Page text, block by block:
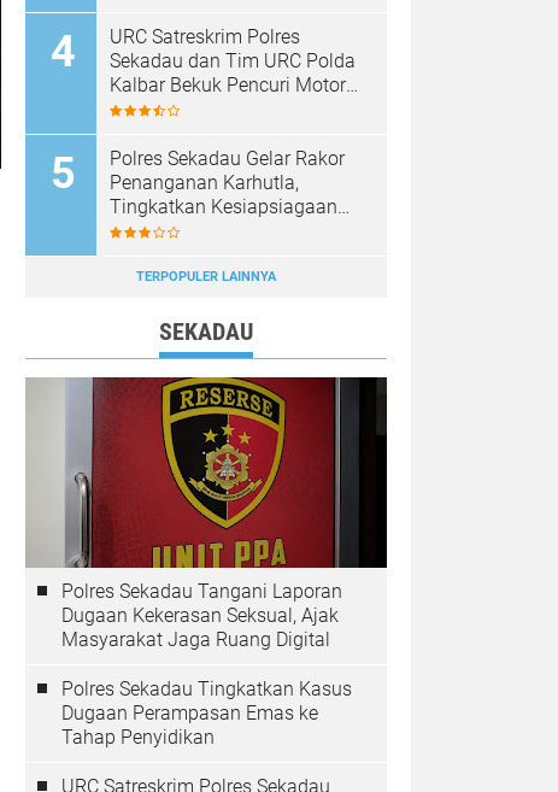
URC Satreskrim Polres
Sekadau dan Tim URC Polda
Kalbar Bekuk Pencuri Motor
KLX, Satu Pelaku Masih
Polres Sekadau Gelar Rakor
Penanganan Karhutla,
Tingkatkan Kesiapsiagaan
Jajaran
TERPOPULER LAINNYA
SEKADAU
Polres Sekadau Tangani Laporan
Dugaan Kekerasan Seksual, Ajak
Masyarakat Jaga Ruang Digital
Polres Sekadau Tingkatkan Kasus
Dugaan Perampasan Emas ke
Tahap Penyidikan
URC Satreskrim Polres Sekadau